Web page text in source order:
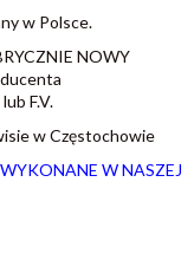
w Polsce.
NOWY
F.V.
w Częstochowie
W NASZEJ